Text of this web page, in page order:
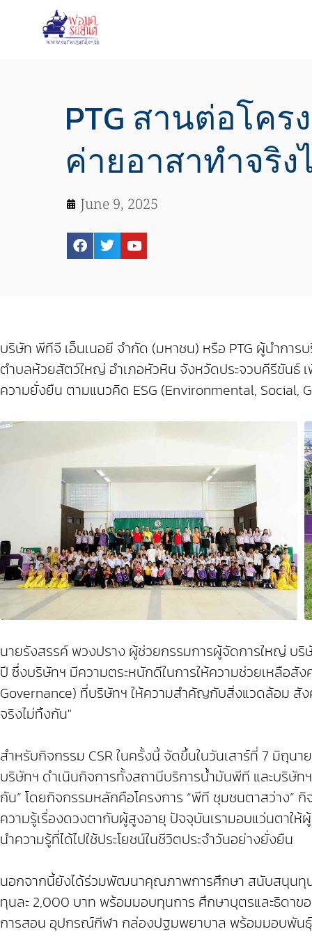
PTG สานต่อโคร
ค่ายอาสาทำจริง
June 9, 2025
บริษัท พีทีจี เอ็นเนอยี จำกัด (มหาชน) หรือ PTG ผู้นำก
ตำบลห้วยสัตว์ใหญ่ อำเภอหัวหิน จังหวัดประจวบคีรีขันธ์
ความยั่งยืน ตามแนวคิด ESG (Environmental,
นายรังสรรค์ พวงปราง ผู้ช่วยกรรมการผู้จัดการใหญ่ บริษั
ปี ซึ่งบริษัทฯ มีความตระหนักดีในการให้ความช่วยเหลือ
Governance) ที่บริษัทฯ ให้ความสำคัญกับสิ่งแวดล้อม สัง
จริงไม่ทิ้งกัน"
สำหรับกิจกรรม CSR ในครั้งนี้ จัดขึ้นในวันเสาร์ที่ 7 มิถุ
บริษัทฯ ดำเนินกิจการทั้งสถานีบริการน้ำมันพีที และบริษัท
กัน” โดยกิจกรรมหลักคือโครงการ “พีที ชุมชนตาสว่าง”
ความรู้เรื่องดวงตากับผู้สูงอายุ ปัจจุบันเรามอบแว่นตาใ
นำความรู้ที่ได้ไปใช้ประโยชน์ในชีวิตประจำวันอย่างยั่งยืน
นอกจากนี้ยังได้ร่วมพัฒนาคุณภาพการศึกษา สนับสนุนทุ
ทุนละ 2,000 บาท พร้อมมอบทุนการ ศึกษาบุตรและธิดา
การสอน อุปกรณ์กีฬา กล่องปฐมพยาบาล พร้อมมอบพัน